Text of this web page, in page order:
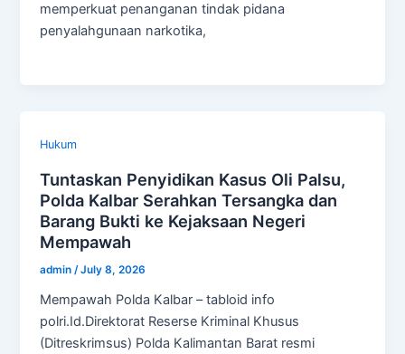
memperkuat penanganan tindak pidana
penyalahgunaan narkotika,
Hukum
Tuntaskan Penyidikan Kasus Oli Palsu,
Polda Kalbar Serahkan Tersangka dan
Barang Bukti ke Kejaksaan Negeri
Mempawah
admin/July 8, 2026
Mempawah Polda Kalbar – tabloid info
polri.Id.Direktorat Reserse Kriminal Khusus
(Ditreskrimsus) Polda Kalimantan Barat resmi